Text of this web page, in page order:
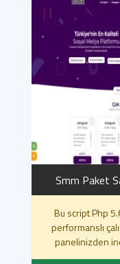
Smm Paket
Bu script Php
performanslı
panelinizden